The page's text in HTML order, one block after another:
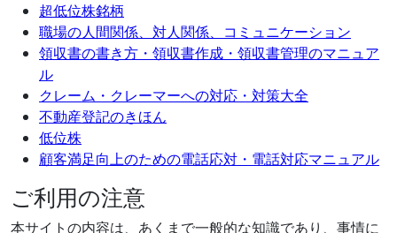
超低位株銘柄
職場の人間関係、対人関係、コミュニケーション
領収書の書き方・領収書作成・領収書管理のマニュア
ル
クレーム・クレーマーへの対応・対策大全
不動産登記のきほん
低位株
顧客満足向上のための電話応対・電話対応マニュアル
ご利用の注意
本サイトの内容は、あくまで一般的な知識であり、事情に